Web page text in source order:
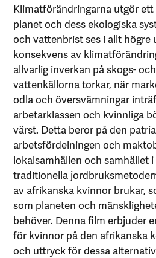
Klimatförändringarna utgör
planet och dess ekologiska
och vattenbrist ses i allt högre
konsekvens av
allvarlig inverkan på skogs-
vattenkällorna torkar, när
odla och översvämningar
arbetarklassen och kvinnliga
värst. Detta beror på den
arbetsfördelningen och
lokalsamhällen och samhället
traditionella
av afrikanska kvinnor brukar,
som planeten och
behöver. Denna film erbjuder
för kvinnor på den afrikanska
och uttryck för dessa